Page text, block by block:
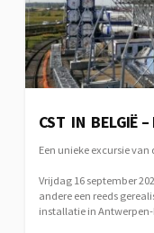
CST IN BELGIË
Een unieke excursie
Vrijdag 16 september
andere een reeds
installatie in